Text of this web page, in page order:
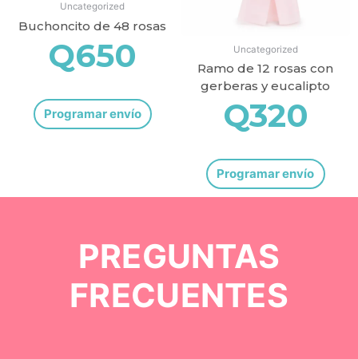
Uncategorized
Buchoncito de 48 rosas
Q650
Programar envío
Uncategorized
Ramo de 12 rosas con
gerberas y eucalipto
Q320
Programar envío
PREGUNTAS
FRECUENTES